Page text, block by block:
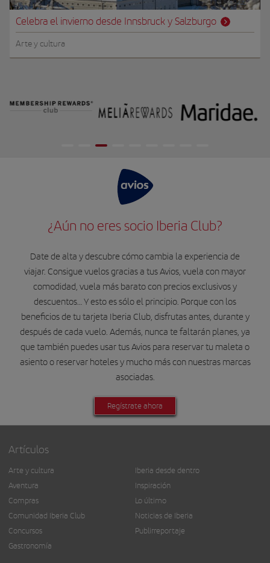
Celebra el invierno desde Innsbruck y Salzburgo
Arte y cultura
¿Aún no eres socio Iberia Club?
Date de alta y descubre cómo cambia la experiencia de
viajar. Consigue vuelos gracias a tus Avios, vuela con mayor
comodidad, vuela más barato con precios exclusivos y
descuentos… Y esto es sólo el principio. Porque con los
beneficios de tu tarjeta Iberia Club, disfrutas antes, durante y
después de cada vuelo. Además, nunca te faltarán planes, ya
que también puedes usar tus Avios para reservar tu maleta o
asiento o reservar hoteles y mucho más con nuestras marcas
asociadas.
Regístrate ahora
Artículos
Arte y cultura
Aventura
Compras
Comunidad Iberia Club
Concursos
Gastronomía
Iberia desde dentro
Inspiración
Lo último
Noticias de Iberia
Publirreportaje